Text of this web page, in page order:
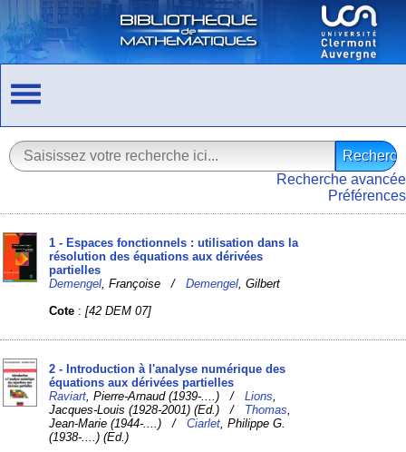
Recherche avancée
Préférences
1 - Espaces fonctionnels : utilisation dans la
résolution des équations aux dérivées
partielles
Demengel , Françoise /Demengel , Gilbert
Cote :[42 DEM 07]
2 - Introduction à l'analyse numérique des
équations aux dérivées partielles
Raviart , Pierre-Arnaud (1939-....) /Lions
Jacques-Louis (1928-2001) (Ed.) / Thomas
Jean-Marie (1944-....) /Ciarlet , Philippe G.
(1938-....) (Ed.)